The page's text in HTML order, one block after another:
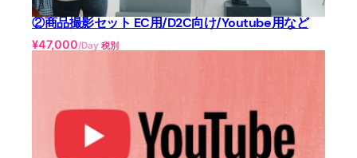
②商品撮影セット EC用/D2C向け/Youtube用など
¥47,000/Day 税別